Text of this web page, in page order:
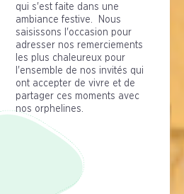
qui s'est faite dans une
ambiance festive. Nous
saisissons l'occasion pour
adresser nos remerciements
les plus chaleureux pour
l'ensemble de nos invités qui
ont accepter de vivre et de
partager ces moments avec
nos orphelines.